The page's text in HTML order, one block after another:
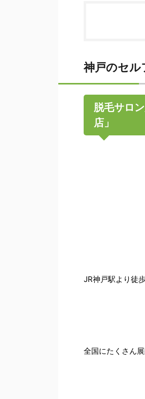
神戸のセル
脱毛サロ
店」
JR神戸駅より徒
全国にたくさん